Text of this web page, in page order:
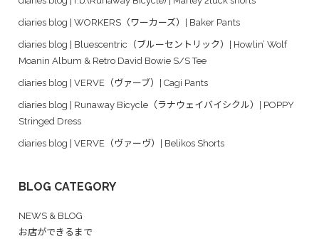
diaries blog | WORKERS（ワーカーズ）| Baker Pants
diaries blog | Bluescentric（ブルーセントリック）| Howlin’ Wolf
Moanin Album & Retro David Bowie S/S Tee
diaries blog | VERVE（ヴァーブ）| Cagi Pants
diaries blog | Runaway Bicycle（ラナウェイバイシクル）| POPPY
Stringed Dress
diaries blog | VERVE（ヴァーヴ）| Belikos Shorts
BLOG CATEGORY
NEWS & BLOG
お店ができるまで